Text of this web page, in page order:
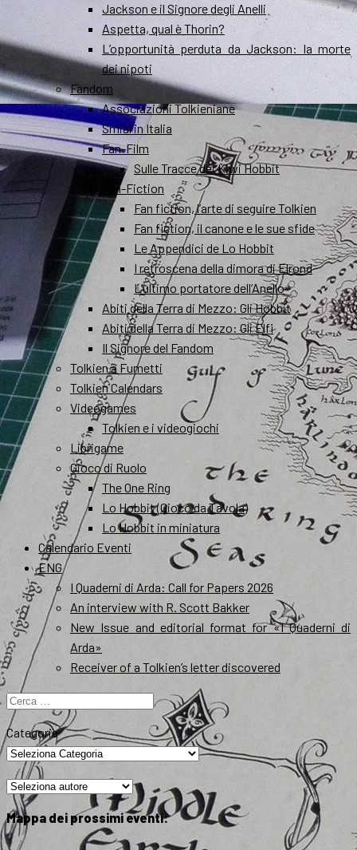
Jackson e il Signore degli Anelli
Aspetta, qual è Thorin?
L’opportunità perduta da Jackson: la morte
dei nipoti
Fandom
Associazioni Tolkieniane
Smial in Italia
Fan-Film
Sulle Tracce dei Kiwi Hobbit
Fan-Fiction
Fan fiction, l’arte di seguire Tolkien
Fan fiction, il canone e le sue sfide
Le Appendici de Lo Hobbit
I retroscena della dimora di Elrond
L’ultimo portatore dell’Anello
Abiti della Terra di Mezzo: Gli Hobbit
Abiti della Terra di Mezzo: Gli Elfi
Il Signore del Fandom
Tolkien a Fumetti
Tolkien Calendars
Videogames
Tolkien e i videogiochi
Librigame
Gioco di Ruolo
The One Ring
Lo Hobbit (Gioco da Tavola)
Lo Hobbit in miniatura
Calendario Eventi
ENG
I Quaderni di Arda: Call for Papers 2026
An interview with R. Scott Bakker
New Issue and editorial format for «I Quaderni di
Arda»
Receiver of a Tolkien’s letter discovered
Ricerca
per:
Categorie
Mappa dei prossimi eventi: